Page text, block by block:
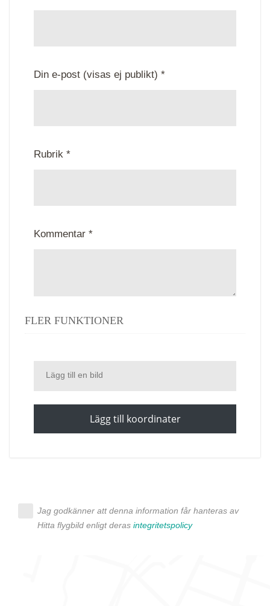
Din e-post (visas ej publikt) *
Rubrik *
Kommentar *
FLER FUNKTIONER
Lägg till en bild
Lägg till koordinater
Jag godkänner att denna information får hanteras av
Hitta flygbild enligt deras integritetspolicy